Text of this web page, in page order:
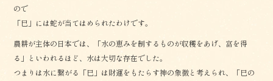
ので
「巳」には蛇が当てはめられたわけです。
農耕が主体の日本では、「水の恵みを制するものが収穫をあげ、富を得
る」といわれるほど、水は大切な存在でした。
つまりは水に繋がる「巳」は財運をもたらす神の象徴と考えられ、「巳の